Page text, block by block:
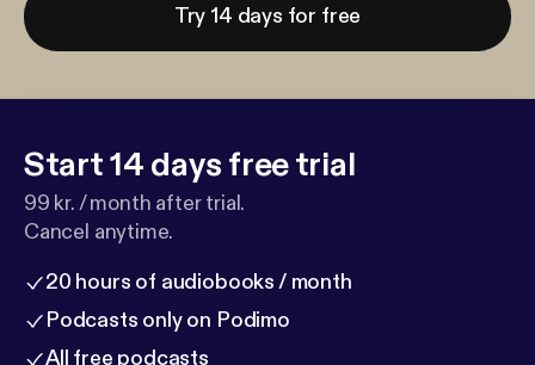
Try 14 days for free
Start 14 days free trial
99 kr. / month after trial.
Cancel anytime.
20 hours of audiobooks / month
Podcasts only on Podimo
All free podcasts